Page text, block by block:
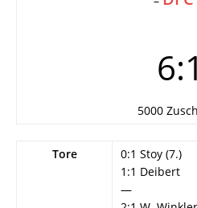
6:1
5000
Tore
0:1 Stoy (7.)
1:1 Deibert
—